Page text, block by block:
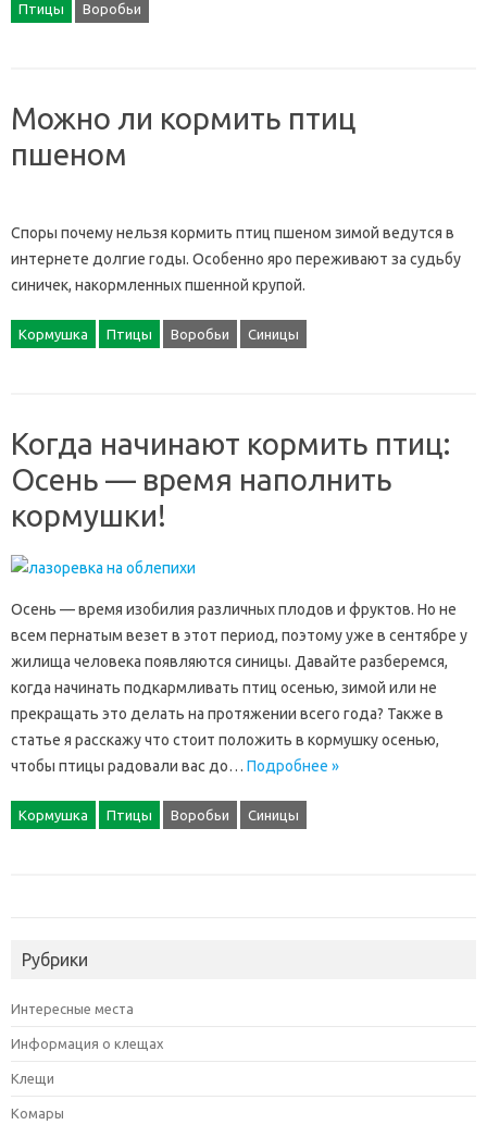
Птицы Воробьи
Можно ли кормить птиц
пшеном
Споры почему нельзя кормить птиц пшеном зимой ведутся в
интернете долгие годы. Особенно яро переживают за судьбу
синичек, накормленных пшенной крупой.
Кормушка Птицы Воробьи Синицы
Когда начинают кормить птиц:
Осень — время наполнить
кормушки!
Осень — время изобилия различных плодов и фруктов. Но не
всем пернатым везет в этот период, поэтому уже в сентябре у
жилища человека появляются синицы. Давайте разберемся,
когда начинать подкармливать птиц осенью, зимой или не
прекращать это делать на протяжении всего года? Также в
статье я расскажу что стоит положить в кормушку осенью,
чтобы птицы радовали вас до… Подробнее »
Кормушка Птицы Воробьи Синицы
Рубрики
Интересные места
Информация о клещах
Клещи
Комары